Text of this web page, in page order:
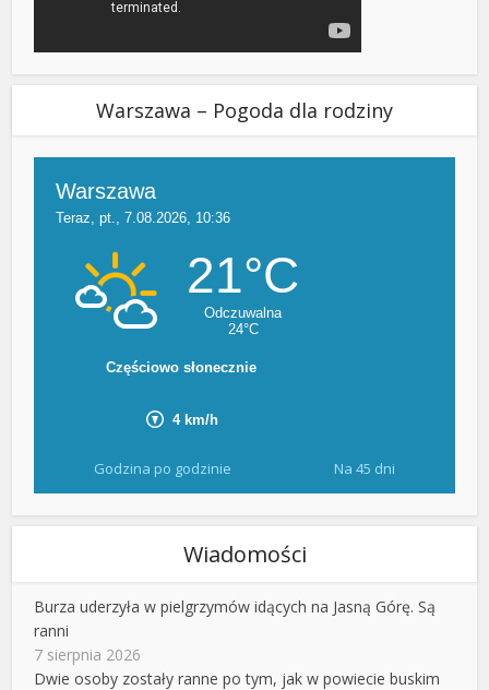
Warszawa – Pogoda dla rodziny
Godzina po godzinie Na 45 dni
Wiadomości
Burza uderzyła w pielgrzymów idących na Jasną Górę. Są
ranni
7 sierpnia 2026
Dwie osoby zostały ranne po tym, jak w powiecie buskim